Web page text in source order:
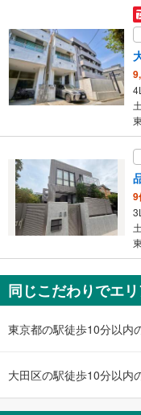
け
取
る
・
条
を
イ
ペ
ー
ジ
に
保
存
す
る
9
同じこだわりでエ
東京都の駅徒歩10分以内
大田区の駅徒歩10分以内